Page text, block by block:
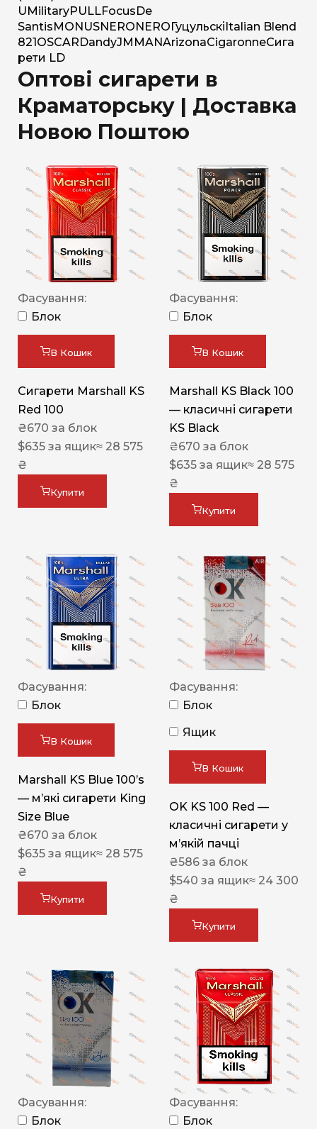
U MilitaryPULLFocus De
Santis MONUSNERO NERO Гуцульскі Italian Blend
821 OSCAR DandyJM MANArizonaCigaronneСига
рети LD
Оптові сигарети в
Краматорську | Доставка
Новою Поштою
Фасування:
Блок
В Кошик
Сигарети Marshall KS
Red 100
₴670 за блок
$635 за ящик≈ 28 575
₴
Купити
Фасування:
Блок
В Кошик
Marshall KS Black 100
— класичні сигарети
KS Black
₴670 за блок
$635 за ящик≈ 28 575
₴
Купити
Фасування:
Блок
В Кошик
Marshall KS Blue 100’s
— м’які сигарети King
Size Blue
₴670 за блок
$635 за ящик≈ 28 575
₴
Купити
Фасування:
Блок
Ящик
В Кошик
OK KS 100 Red —
класичні сигарети у
м’якій пачці
₴586 за блок
$540 за ящик≈ 24 300
₴
Купити
Фасування:
Блок
Фасування:
Блок